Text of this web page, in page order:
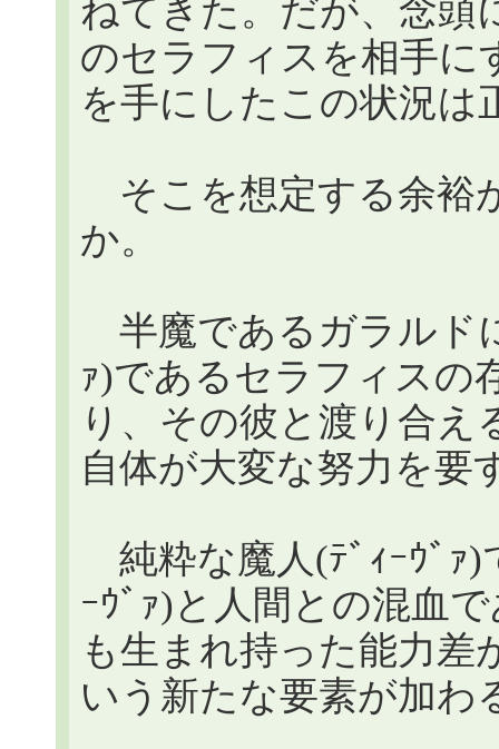
ねてきた。だが、念頭
のセラフィスを相手に
を手にしたこの状況は
そこを想定する余裕
か。
半魔であるガラルド
ｧ)であるセラフィスの
り、その彼と渡り合
自体が大変な努力を要
純粋な魔人(ﾃﾞｨｰｳﾞｧ)
ｰｳﾞｧ)と人間との混血
も生まれ持った能力差
いう新たな要素が加